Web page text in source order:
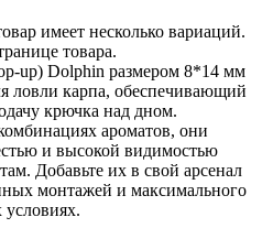
имеет несколько вариаций.
товара.
up) Dolphin размером 8*14 мм
ловли карпа, обеспечивающий
крючка над дном.
ароматов, они
и высокой видимостью
Добавьте их в свой арсенал
монтажей и максимального